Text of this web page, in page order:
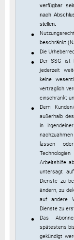
verfügbar
nach
stellen.
beschränkt
Die
Der SSG ist
jederzeit
keine
vertraglich
einschränkt
Dem
außerhalb
in
lassen
Arbeitshilfe
untersagt
Dienste zu
ändern, zu
auf andere
Dienste zu
Das
spätestens
gekündigt